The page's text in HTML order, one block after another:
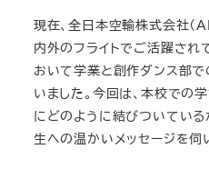
現在、全日本空輸株式会社（
内外のフライトでご活躍され
おいて学業と創作ダンス部
いました。今回は、本校での
にどのように結びついている
生への温かいメッセージを伺